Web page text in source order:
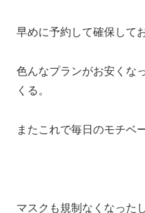
早めに予約して確保して
色んなプランがお安くな
くる。
またこれで毎日のモチベ
マスクも規制なくなった